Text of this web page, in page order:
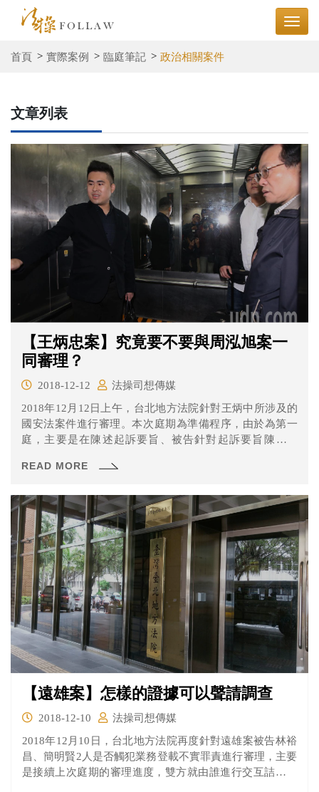
首頁 實際案例 臨庭筆記 政治相關案件
文章列表
【王炳忠案】究竟要不要與周泓旭案一
同審理？
2018-12-12
法操司想傳媒
2018年12月12日上午，台北地方法院針對王炳中所涉及的
國安法案件進行審理。本次庭期為準備程序，由於為第一
庭，主要是在陳述起訴要旨、被告針對起訴要旨陳述意
今日庭期雖只有王炳忠及王進步出庭，但實質上本案的被
READ MORE
【遠雄案】怎樣的證據可以聲請調查
2018-12-10
法操司想傳媒
2018年12月10日，台北地方法院再度針對遠雄案被告林裕
昌、簡明賢2人是否觸犯業務登載不實罪責進行審理，主要
是接續上次庭期的審理進度，雙方就由誰進行交互詰問、